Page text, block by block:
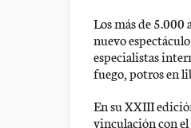
Los más de
nuevo
especialistas
fuego, potros en
En su XXIII
vinculación con el